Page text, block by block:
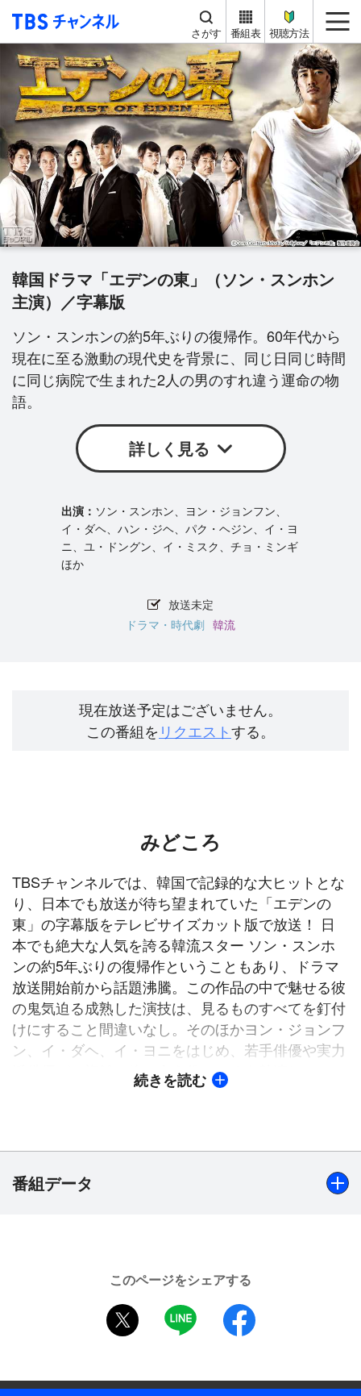
TBS チャンネル
さがす 番組表 視聴方法
韓国ドラマ「エデンの東」（ソン・スンホン
主演）／字幕版
ソン・スンホンの約5年ぶりの復帰作。60年代から
現在に至る激動の現代史を背景に、同じ日同じ時間
に同じ病院で生まれた2人の男のすれ違う運命の物
語。
詳しく見る
ソン・スンホン、ヨン・ジョンフン、
イ・ダヘ、ハン・ジヘ、パク・ヘジン、イ・ヨ
ニ、ユ・ドングン、イ・ミスク、チョ・ミンギ
ほか
放送未定
ドラマ・時代劇 韓流
現在放送予定はございません。
この番組を リクエストする。
みどころ
TBSチャンネルでは、韓国で記録的な大ヒットとな
り、日本でも放送が待ち望まれていた「エデンの
東」の字幕版をテレビサイズカット版で放送！ 日
本でも絶大な人気を誇る韓流スター ソン・スンホ
ンの約5年ぶりの復帰作ということもあり、ドラマ
放送開始前から話題沸騰。この作品の中で魅せる彼
の鬼気迫る成熟した演技は、見るものすべてを釘付
けにすること間違いなし。そのほかヨン・ジョンフ
ン、イ・ダヘ、イ・ヨニをはじめ、若手俳優や実力
派俳優が、複雑に絡み合う役どころを熱演してい
る。総制作費250億ウォン（約25億円※1）、そして
マ。ぜひご覧ください！
※ 1 韓国にて制作発表された2008年8月時点の為替
レートによる／※ 2 2009年1月17日現在、TNSメデ
1960年代から現在に至る激動の現代史を背景に、運
命に翻弄される彼らの愛と野望、復讐、和解、悲恋
を壮大なるスケールで描く「エデンの東」。1960年
代から現在に至る激動の現代史を背景に、男たちの
貧しい鉱夫の息子、イ・ドンチョル（ソン・スンホ
続きを読む
番組データ
ソン・スンホン、ヨン・ジョンフン、イ・ダヘ、ハン・ジ
ク、チョ・ミンギ ほか
このページをシェアする
twitter
LINE